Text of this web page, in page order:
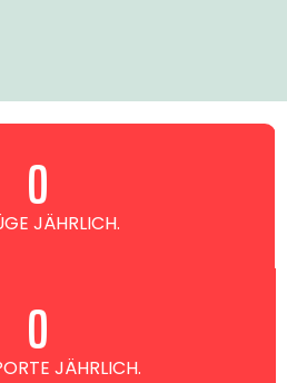
JÄHRLICH.
0
JÄHRLICH.
0